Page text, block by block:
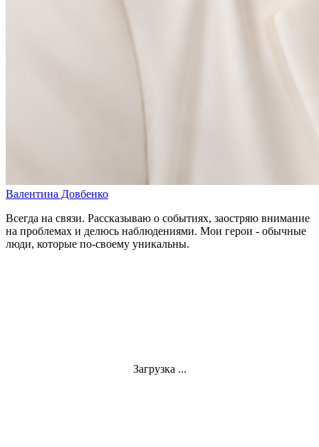
Валентина Довбенко
Всегда на связи. Рассказываю о событиях, заостряю внимание
на проблемах и делюсь наблюдениями. Мои герои - обычные
люди, которые по-своему уникальны.
Загрузка ...